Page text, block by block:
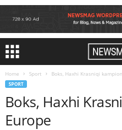
Home Sport Boks, Haxhi Krasniqi
SPORT
Boks, Haxhi
Europe